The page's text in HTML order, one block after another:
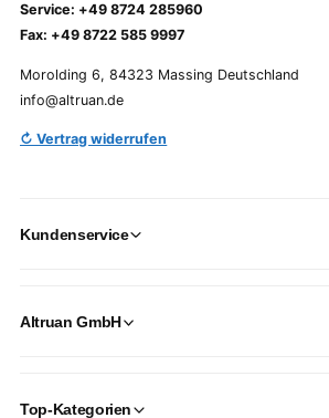
Service: +49 8724 285960
Fax: +49 8722 585 9997
Morolding 6, 84323 Massing Deutschland
info@altruan.de
↻ Vertrag widerrufen
Kundenservice
Altruan GmbH
Top-Kategorien